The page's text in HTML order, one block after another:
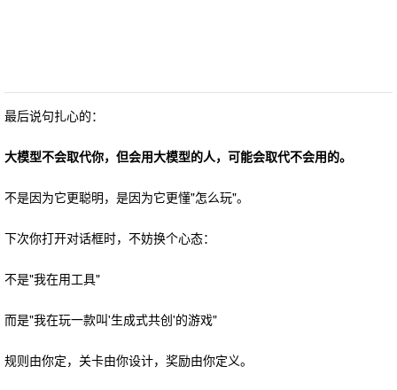
最后说句扎心的：
大模型不会取代你，但会用大模型的人，可能会取代不会用的。
不是因为它更聪明，是因为它更懂"怎么玩"。
下次你打开对话框时，不妨换个心态：
不是"我在用工具"
而是"我在玩一款叫'生成式共创'的游戏"
规则由你定，关卡由你设计，奖励由你定义。